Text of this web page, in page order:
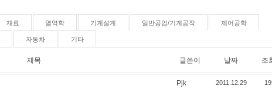
재료 열역학 기계설계 일반공업/기계공작 제어공학
자동차 기타
제목 글쓴이 날짜 조
Pjk 2011.12.29